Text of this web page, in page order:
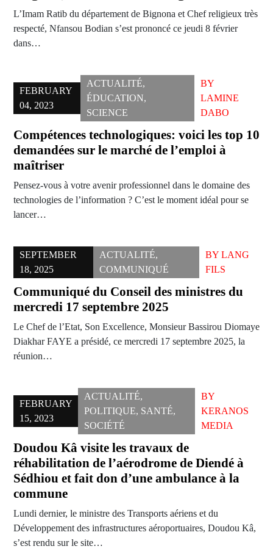
L’Imam Ratib du département de Bignona et Chef religieux très
respecté, Nfansou Bodian s’est prononcé ce jeudi 8 février
dans…
FEBRUARY
04, 2023
ACTUALITÉ,
ÉDUCATION,
SCIENCE
BY
LAMINE
DABO
Compétences technologiques: voici les top 10
demandées sur le marché de l’emploi à
maîtriser
Pensez-vous à votre avenir professionnel dans le domaine des
technologies de l’information ? C’est le moment idéal pour se
lancer…
SEPTEMBER
18, 2025
ACTUALITÉ,
COMMUNIQUÉ
BYLANG
FILS
Communiqué du Conseil des ministres du
mercredi 17 septembre 2025
Le Chef de l’Etat, Son Excellence, Monsieur Bassirou Diomaye
Diakhar FAYE a présidé, ce mercredi 17 septembre 2025, la
réunion…
FEBRUARY
15, 2023
ACTUALITÉ,
POLITIQUE, SANTÉ,
SOCIÉTÉ
BY
KERANOS
MEDIA
Doudou Kâ visite les travaux de
réhabilitation de l’aérodrome de Diendé à
Sédhiou et fait don d’une ambulance à la
commune
Lundi dernier, le ministre des Transports aériens et du
Développement des infrastructures aéroportuaires, Doudou Kâ,
s’est rendu sur le site…